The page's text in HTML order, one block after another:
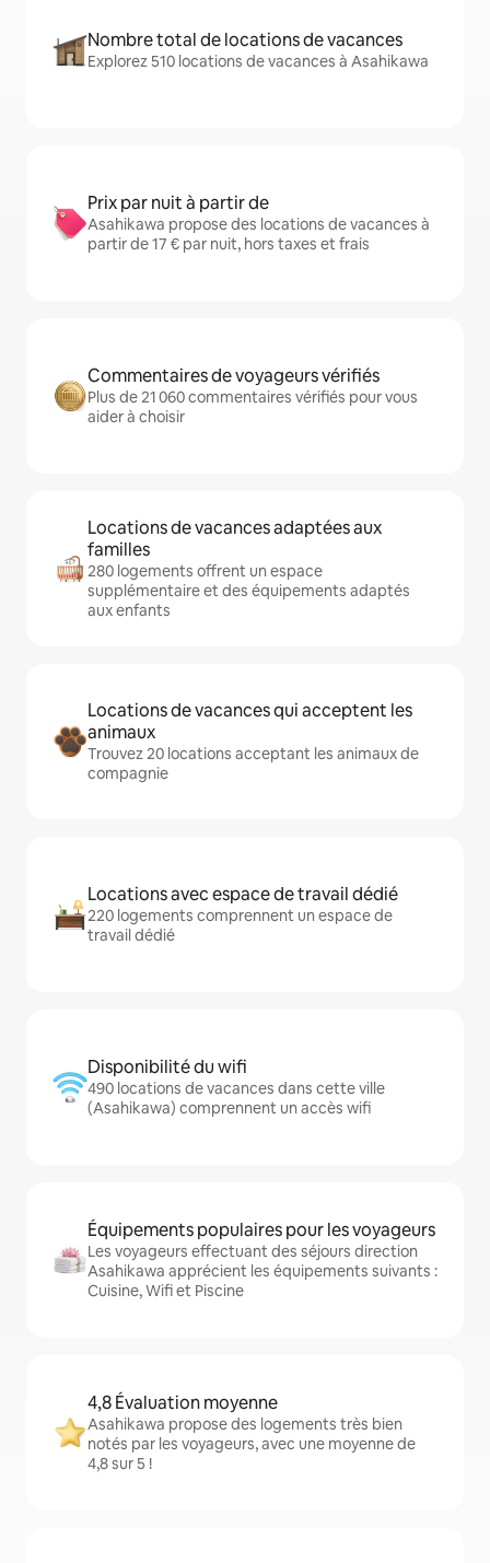
Nombre total de locations de vacances
Explorez 510 locations de vacances à Asahikawa
Prix par nuit à partir de
Asahikawa propose des locations de vacances à
partir de 17 € par nuit, hors taxes et frais
Commentaires de voyageurs vérifiés
Plus de 21 060 commentaires vérifiés pour vous
aider à choisir
Locations de vacances adaptées aux
familles
280 logements offrent un espace
supplémentaire et des équipements adaptés
aux enfants
Locations de vacances qui acceptent les
animaux
Trouvez 20 locations acceptant les animaux de
compagnie
Locations avec espace de travail dédié
220 logements comprennent un espace de
travail dédié
Disponibilité du wifi
490 locations de vacances dans cette ville
(Asahikawa) comprennent un accès wifi
Équipements populaires pour les voyageurs
Les voyageurs effectuant des séjours direction
Asahikawa apprécient les équipements suivants :
Cuisine, Wifi et Piscine
4,8 Évaluation moyenne
Asahikawa propose des logements très bien
notés par les voyageurs, avec une moyenne de
4,8 sur 5 !